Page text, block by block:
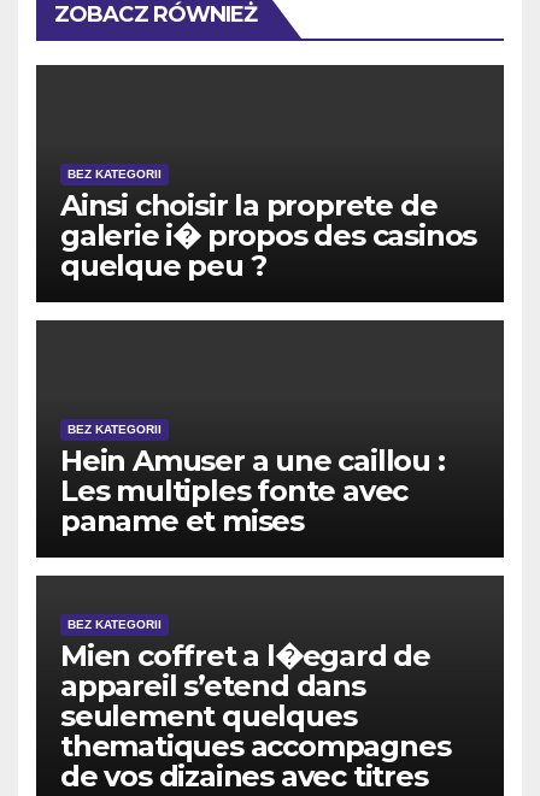
ZOBACZ RÓWNIEŻ
BEZ KATEGORII
Ainsi choisir la proprete de
galerie i� propos des casinos
quelque peu ?
BEZ KATEGORII
Hein Amuser a une caillou :
Les multiples fonte avec
paname et mises
BEZ KATEGORII
Mien coffret a l�egard de
appareil s’etend dans
seulement quelques
thematiques accompagnes
de vos dizaines avec titres